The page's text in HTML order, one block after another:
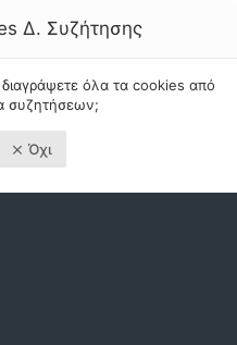
Δ. Συζήτησης
διαγράψετε όλα τα cookies από
συζητήσεων;
Όχι